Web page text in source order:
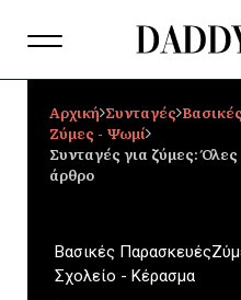
Αρχική Συνταγές
Ζύμες - Ψωμί
Συνταγές για ζύμες:
άρθρο
Βασικές Παρασκευές
Σχολείο - Κέρασμα